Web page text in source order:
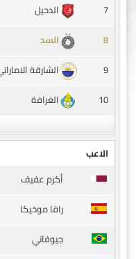
7
الدحيل
8
السد
9
الشارقة
10
الغرافة
الاعب
أكرم عفيف
رافا موخيكا
جيوفاني